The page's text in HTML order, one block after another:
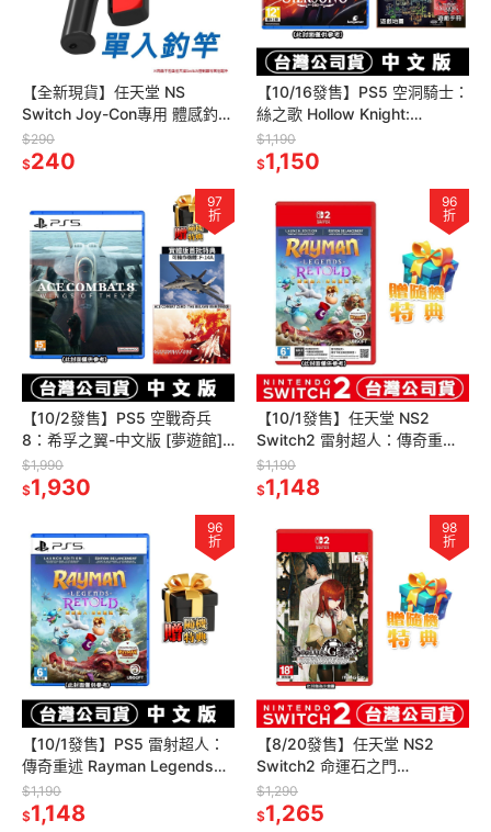
【全新現貨】任天堂 NS
Switch Joy-Con專用 體感釣竿
控制器 JYS-NS248[夢遊館]
$290
$240
【10/16發售】PS5 空洞騎士：
絲之歌 Hollow Knight:
Silksong-中文版 [夢遊館]大黃
蜂
$1,190
$1,150
97
折
【10/2發售】PS5 空戰奇兵
8：希孚之翼-中文版 [夢遊館]
多人對戰
$1,990
$1,930
96
折
【10/1發售】任天堂 NS2
Switch2 雷射超人：傳奇重述-
中文版(鑰匙卡)[夢遊館]功夫足
球
$1,190
$1,148
96
折
【10/1發售】PS5 雷射超人：
傳奇重述 Rayman Legends
Retold-中文版 [夢遊館]功夫足
球
$1,190
$1,148
98
折
【8/20發售】任天堂 NS2
Switch2 命運石之門
RE:BOOT-中文版 [夢遊館]岡部
倫太郎 紅莉栖
$1,290
$1,265